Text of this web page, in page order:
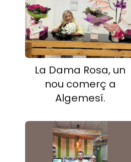
La Dama Rosa, un
nou comerç a
Algemesí.